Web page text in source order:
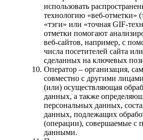
использовать
технологию «веб-отметки»
«тэги» или «точная GIF-
отметки помогают
веб-сайтов, например, с
числа посетителей сайта
сделанных на ключевых
Оператор – организация,
совместно с другими
(или) осуществляющая
данных, а также
персональных данных,
данных, подлежащих
(операции), совершаемые с
данными.